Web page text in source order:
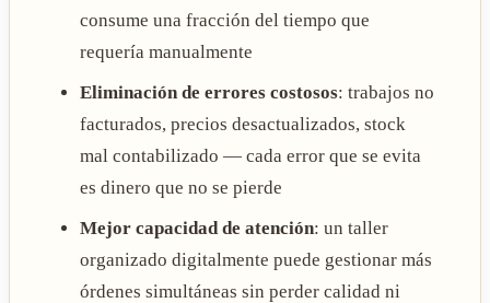
consume una fracción del tiempo que
requería manualmente
Eliminación de errores costosos: trabajos no
facturados, precios desactualizados, stock
mal contabilizado — cada error que se evita
es dinero que no se pierde
Mejor capacidad de atención: un taller
organizado digitalmente puede gestionar más
órdenes simultáneas sin perder calidad ni